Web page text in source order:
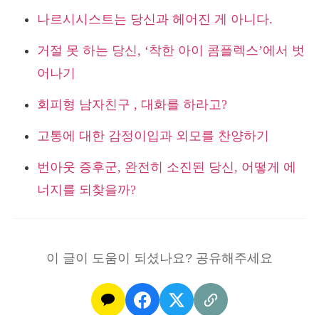
나르시시스트는 당신과 헤어진 게 아니다.
거절 못 하는 당신, ‘착한 아이 콤플렉스’에서 벗
어나기
회피형 남자친구 , 대화를 하라고?
고통에 대한 감정이입과 외모를 찬양하기
번아웃 증후군, 완전히 소진된 당신, 어떻게 에
너지를 되찾을까?
이 글이 도움이 되셨나요? 공유해주세요